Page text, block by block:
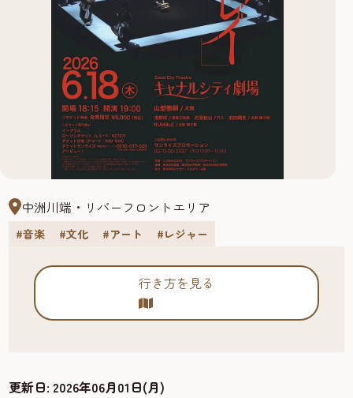
中洲川端・リバーフロントエリア
#音楽 #文化 #アート #レジャー
行き方を見る
更新日:2026年06月01日(月)